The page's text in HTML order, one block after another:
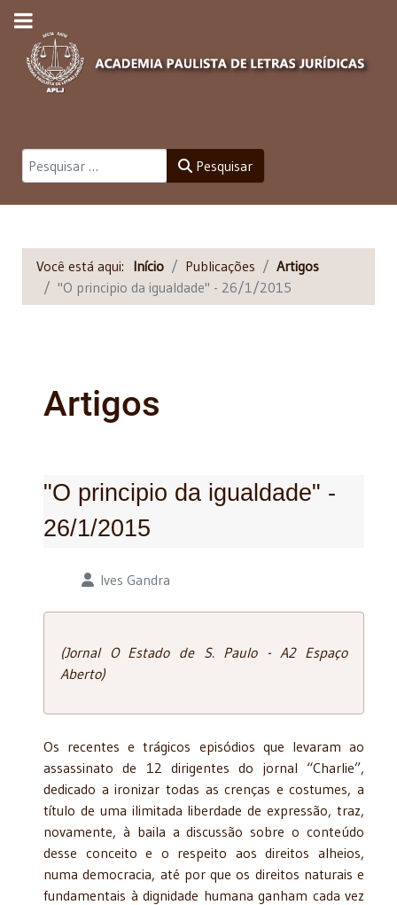
Pesquisar Pesquisar
Você está aqui: Início Publicações
Artigos
"O principio da igualdade" - 26/1/2015
Artigos
"O principio da igualdade" -
26/1/2015
Detalhes Ives Gandra
(Jornal O Estado de S. Paulo - A2 Espaço
Aberto)
Os recentes e trágicos episódios que levaram ao
assassinato de 12 dirigentes do jornal “Charlie”,
dedicado a ironizar todas as crenças e costumes, a
título de uma ilimitada liberdade de expressão, traz,
novamente, à baila a discussão sobre o conteúdo
desse conceito e o respeito aos direitos alheios,
numa democracia, até por que os direitos naturais e
fundamentais à dignidade humana ganham cada vez